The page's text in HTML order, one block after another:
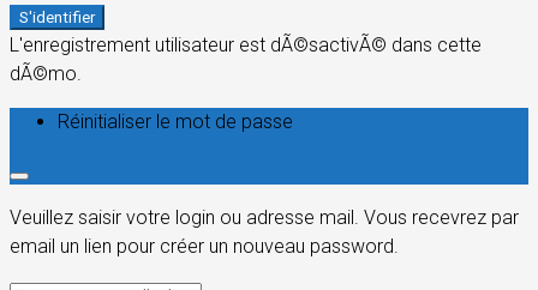
S'identifier
L'enregistrement utilisateur est dÃ©sactivÃ© dans cette
dÃ©mo.
Réinitialiser le mot de passe
Veuillez saisir votre login ou adresse mail. Vous recevrez par
email un lien pour créer un nouveau password.